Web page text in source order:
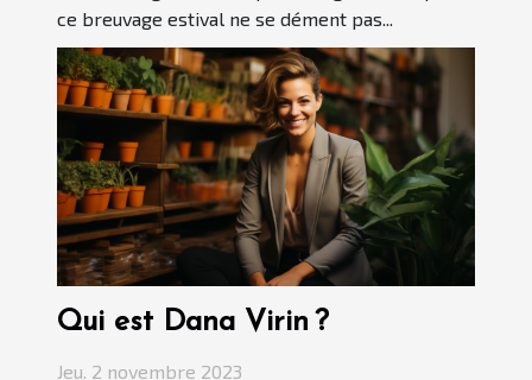
ce breuvage estival ne se dément pas...
Qui est Dana Virin ?
Jeu. 2 novembre 2023